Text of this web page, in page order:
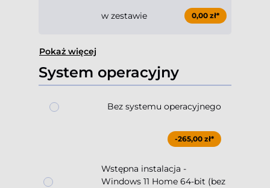
w zestawie 0,00 zł*
Pokaż więcej
System operacyjny
Bez systemu operacyjnego
-265,00 zł*
Wstępna instalacja -
Windows 11 Home 64-bit (bez